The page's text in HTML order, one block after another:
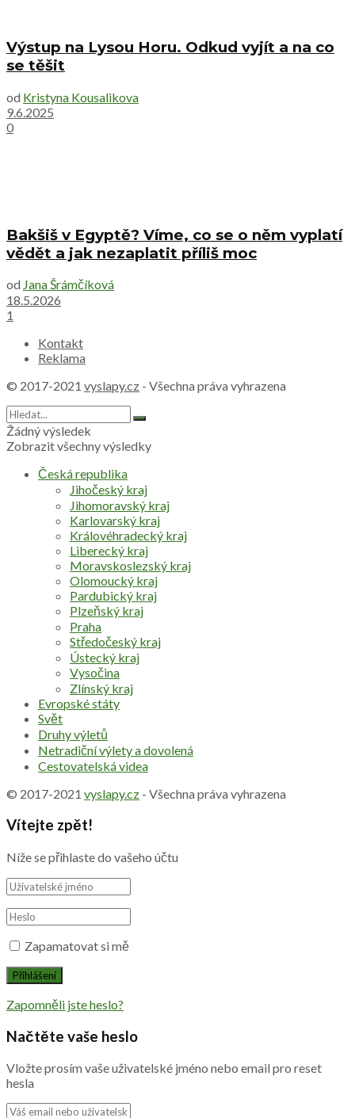
Výstup na Lysou Horu. Odkud vyjít a na co
se těšit
od Kristyna Kousalikova
9.6.2025
0
Bakšiš v Egyptě? Víme, co se o něm vyplatí
vědět a jak nezaplatit příliš moc
od Jana Šrámčíková
18.5.2026
1
Kontakt
Reklama
© 2017-2021 vyslapy.cz - Všechna práva vyhrazena
Žádný výsledek
Zobrazit všechny výsledky
Česká republika
Jihočeský kraj
Jihomoravský kraj
Karlovarský kraj
Královéhradecký kraj
Liberecký kraj
Moravskoslezský kraj
Olomoucký kraj
Pardubický kraj
Plzeňský kraj
Praha
Středočeský kraj
Ústecký kraj
Vysočina
Zlínský kraj
Evropské státy
Svět
Druhy výletů
Netradiční výlety a dovolená
Cestovatelská videa
© 2017-2021 vyslapy.cz - Všechna práva vyhrazena
Vítejte zpět!
Níže se přihlaste do vašeho účtu
Zapamatovat si mě
Zapomněli jste heslo?
Načtěte vaše heslo
Vložte prosím vaše uživatelské jméno nebo email pro reset
hesla